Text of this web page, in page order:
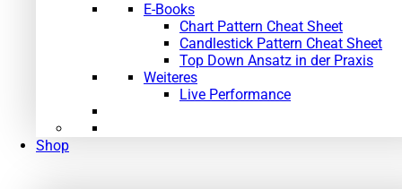
E-Books
Chart Pattern Cheat Sheet
Candlestick Pattern Cheat Sheet
Top Down Ansatz in der Praxis
Weiteres
Live Performance
Shop